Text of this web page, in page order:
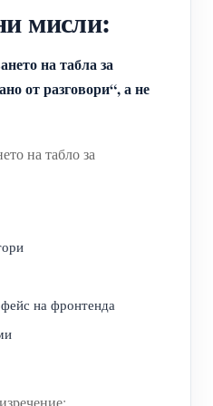
мисли:
на табла за
от разговори“, а не
на табло за
на фронтенда